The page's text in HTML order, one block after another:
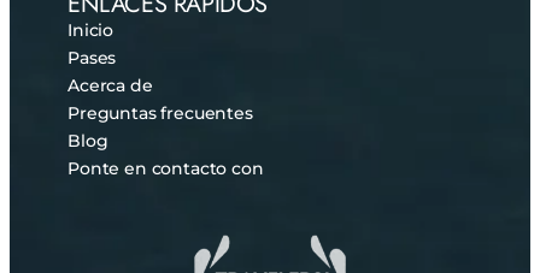
Inicio
Pases
Acerca de
Preguntas frecuentes
Blog
Ponte en contacto con